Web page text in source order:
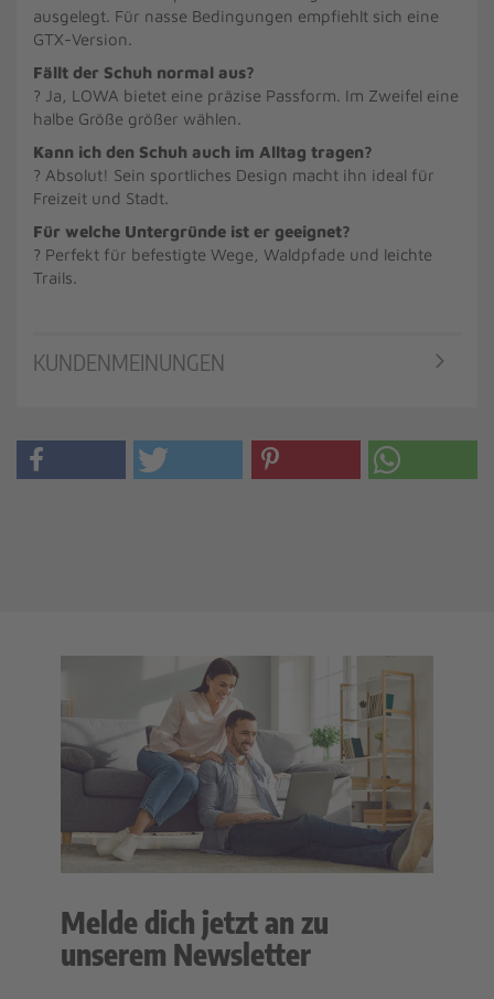
ausgelegt. Für nasse Bedingungen empfiehlt sich eine
GTX-Version.
Fällt der Schuh normal aus?
? Ja, LOWA bietet eine präzise Passform. Im Zweifel eine
halbe Größe größer wählen.
Kann ich den Schuh auch im Alltag tragen?
? Absolut! Sein sportliches Design macht ihn ideal für
Freizeit und Stadt.
Für welche Untergründe ist er geeignet?
? Perfekt für befestigte Wege, Waldpfade und leichte
Trails.
KUNDENMEINUNGEN
Melde dich jetzt an zu
unserem Newsletter